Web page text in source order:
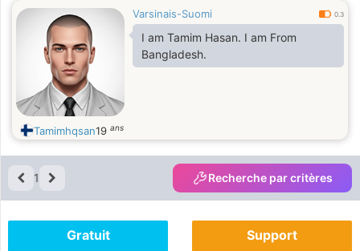
Varsinais-Suomi 0.3
I am Tamim Hasan. I am From
Bangladesh.
Tamimhqsan19 ans
1 Recherche par critères
Gratuit Support